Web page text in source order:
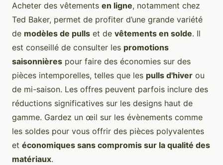
Acheter des vêtements en ligne, notamment chez
Ted Baker, permet de profiter d’une grande variété
de modèles de pulls et de vêtements en solde. Il
est conseillé de consulter les promotions
saisonnières pour faire des économies sur des
pièces intemporelles, telles que les pulls d'hiver ou
de mi-saison. Les offres peuvent parfois inclure des
réductions significatives sur les designs haut de
gamme. Gardez un œil sur les évènements comme
les soldes pour vous offrir des pièces polyvalentes
et économiques sans compromis sur la qualité des
matériaux.